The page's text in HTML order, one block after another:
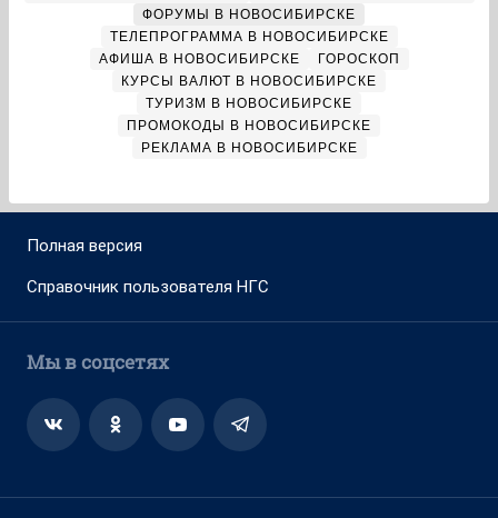
ФОРУМЫ В НОВОСИБИРСКЕ
ТЕЛЕПРОГРАММА В НОВОСИБИРСКЕ
АФИША В НОВОСИБИРСКЕ
ГОРОСКОП
КУРСЫ ВАЛЮТ В НОВОСИБИРСКЕ
ТУРИЗМ В НОВОСИБИРСКЕ
ПРОМОКОДЫ В НОВОСИБИРСКЕ
РЕКЛАМА В НОВОСИБИРСКЕ
Полная версия
Справочник пользователя НГС
Мы в соцсетях